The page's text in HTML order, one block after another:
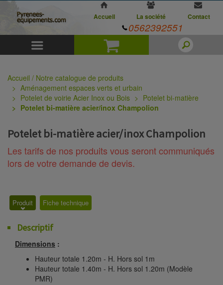
Panier
Accueil La société Contact
0562392551
Accueil / Notre catalogue de produits
Aménagement espaces verts et urbain
Potelet de voirie Acier Inox ou Bois
Potelet bi-matière
Potelet bi-matière acier/inox Champolion
Potelet bi-matière acier/inox Champolion
Les tarifs de nos produits vous seront communiqués
lors de votre demande de devis.
Produit Fiche technique
Descriptif
Dimensions :
Hauteur totale 1.20m - H. Hors sol 1m
Hauteur totale 1.40m - H. Hors sol 1.20m (Modèle
PMR)